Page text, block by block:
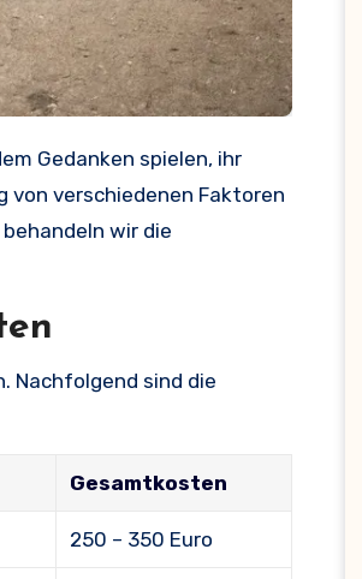
Gedanken spielen, ihr
von verschiedenen Faktoren
wir die
Nachfolgend sind die
Gesamtkosten
250 – 350 Euro